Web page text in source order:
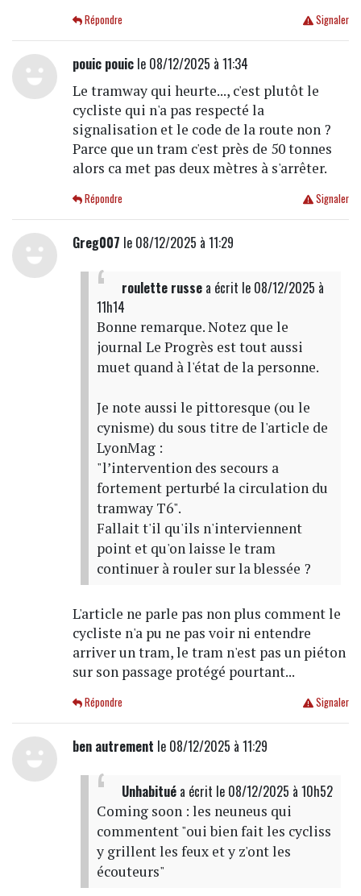
Signaler
Répondre
pouic pouicle 08/12/2025 à 11:34
Le tramway qui heurte..., c'est plutôt le
cycliste qui n'a pas respecté la
signalisation et le code de la route non ?
Parce que un tram c'est près de 50 tonnes
alors ca met pas deux mètres à s'arrêter.
Signaler
Répondre
Greg007 le 08/12/2025 à 11:29
roulette russea écrit le 08/12/2025 à
11h14
Bonne remarque. Notez que le
journal Le Progrès est tout aussi
muet quand à l'état de la personne.
Je note aussi le pittoresque (ou le
cynisme) du sous titre de l'article de
LyonMag :
"l’intervention des secours a
fortement perturbé la circulation du
tramway T6".
Fallait t'il qu'ils n'interviennent
point et qu'on laisse le tram
continuer à rouler sur la blessée ?
L'article ne parle pas non plus comment le
cycliste n'a pu ne pas voir ni entendre
arriver un tram, le tram n'est pas un piéton
sur son passage protégé pourtant...
Signaler
Répondre
ben autrement le 08/12/2025 à 11:29
Unhabituéa écrit le 08/12/2025 à 10h52
Coming soon : les neuneus qui
commentent "oui bien fait les cycliss
y grillent les feux et y z'ont les
écouteurs"